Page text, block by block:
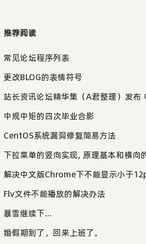
推荐阅读
常见论坛程序列表
更改BLOG的表情符号
站长资讯论坛精华集（A君整理）发布
中规中矩的四次毕业合影
CentOS系统漏洞修复简易方法
下拉菜单的竖向实现, 原理基本和横向
解决中文版Chrome下不能显示小于
Flv文件不能播放的解决办法
暴雪继续下...
婚假期到了，回来上班了。